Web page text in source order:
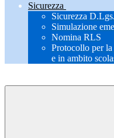
Sicurezza
Sicurezza
Simulazione
Nomina RLS
Protocollo per
e in ambito